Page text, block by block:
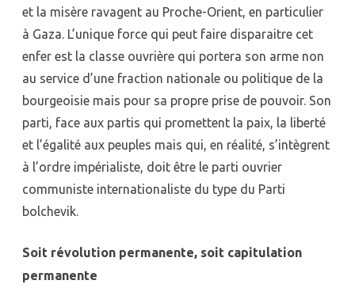
et la misère ravagent au Proche-Orient, en particulier
à Gaza. L’unique force qui peut faire disparaitre cet
enfer est la classe ouvrière qui portera son arme non
au service d’une fraction nationale ou politique de la
bourgeoisie mais pour sa propre prise de pouvoir. Son
parti, face aux partis qui promettent la paix, la liberté
et l’égalité aux peuples mais qui, en réalité, s’intègrent
à l’ordre impérialiste, doit être le parti ouvrier
communiste internationaliste du type du Parti
bolchevik.
Soit révolution permanente, soit capitulation
permanente